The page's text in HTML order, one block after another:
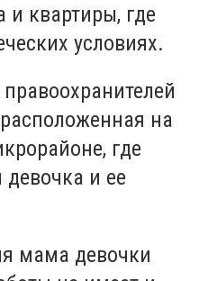
квартиры, где
условиях.
на
где
и ее
мама девочки